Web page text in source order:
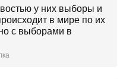
у них выборы и
в мире по их
с выборами в